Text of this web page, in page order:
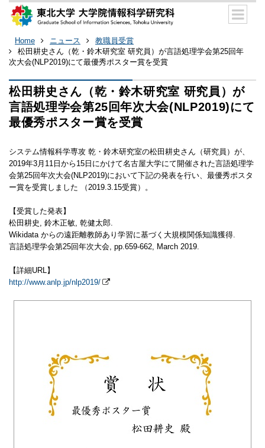
Home ニュース
教職員受賞
松田耕史さん（乾・鈴木研究室 研究員）が言語処理学会第25回年
次大会(NLP2019)にて最優秀ポスター賞を受賞
松田耕史さん（乾・鈴木研究室 研究員）が
言語処理学会第25回年次大会(NLP2019)にて
最優秀ポスター賞を受賞
システム情報科学専攻 乾・鈴木研究室の松田耕史さん（研究員）が、
2019年3月11日から15日にかけて名古屋大学にて開催された言語処理学
会第25回年次大会(NLP2019)において下記の発表を行い、最優秀ポスタ
ー賞を受賞しました （2019.3.15受賞）。
【受賞した発表】
松田耕史, 鈴木正敏, 乾健太郎.
Wikidata からの遠距離教師あり学習に基づく大規模関係知識獲得.
言語処理学会第25回年次大会, pp.659-662, March 2019.
【詳細URL】
http://www.anlp.jp/nlp2019/